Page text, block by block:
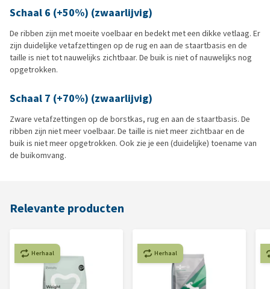
Schaal 6 (+50%) (zwaarlijvig)
De ribben zijn met moeite voelbaar en bedekt met een dikke vetlaag. Er
zijn duidelijke vetafzettingen op de rug en aan de staartbasis en de
taille is niet tot nauwelijks zichtbaar. De buik is niet of nauwelijks nog
opgetrokken.
Schaal 7 (+70%) (zwaarlijvig)
Zware vetafzettingen op de borstkas, rug en aan de staartbasis. De
ribben zijn niet meer voelbaar. De taille is niet meer zichtbaar en de
buik is niet meer opgetrokken. Ook zie je een (duidelijke) toename van
de buikomvang.
Relevante producten
Herhaal Herhaal